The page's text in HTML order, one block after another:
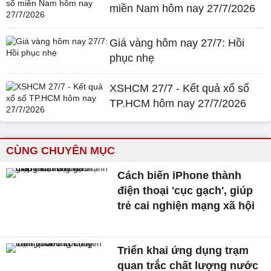
miền Nam hôm nay 27/7/2026
Giá vàng hôm nay 27/7: Hồi
phục nhẹ
XSHCM 27/7 - Kết quả xổ số
TP.HCM hôm nay 27/7/2026
CÙNG CHUYÊN MỤC
Cách biến iPhone thành
điện thoại 'cục gạch', giúp
trẻ cai nghiện mạng xã hội
Triển khai ứng dụng trạm
quan trắc chất lượng nước